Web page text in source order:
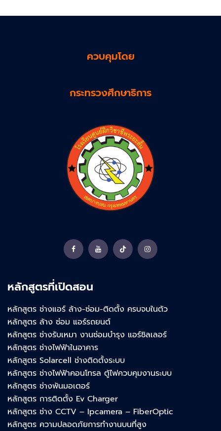
ควบคุมโดย
กระทรวงศึกษาธิการ
FacebookYouTubeTikTokInstagram
หลักสูตรที่เปิดสอน
หลักสูตร ช่างแอร์ ล้าง-ซ่อม-ติดตั้ง ครบจบในตัว
หลักสูตร ล้าง ซ่อม แอร์รถยนต์
หลักสูตร ช่างรับเหมา งานซ่อมบำรุง แอร์ชิลเลอร์
หลักสูตร ช่างไฟฟ้าในอาคาร
หลักสูตร Solarcell ช่างติดตั้งระบบ
หลักสูตร ช่างไฟฟ้าคอนโทรล ตู้ไฟควบคุมงานระบบ
หลักสูตร ช่างพันมอเตอร์
หลักสูตร การติดตั้ง Ev Charger
หลักสูตร ช่าง CCTV – Ipcamera – FiberOptic
หลักสูตร ความปลอดภัยการทำงานบนที่สูง